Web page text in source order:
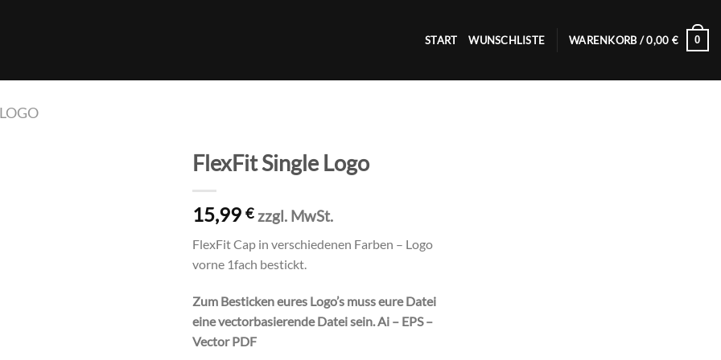
START WUNSCHLISTE WARENKORB /0,00 € 0
FlexFit Single Logo
15,99 € zzgl. MwSt.
FlexFit Cap in verschiedenen Farben – Logo
vorne 1fach bestickt.
Zum Besticken eures Logo’s muss eure Datei
eine vectorbasierende Datei sein. Ai – EPS –
Vector PDF